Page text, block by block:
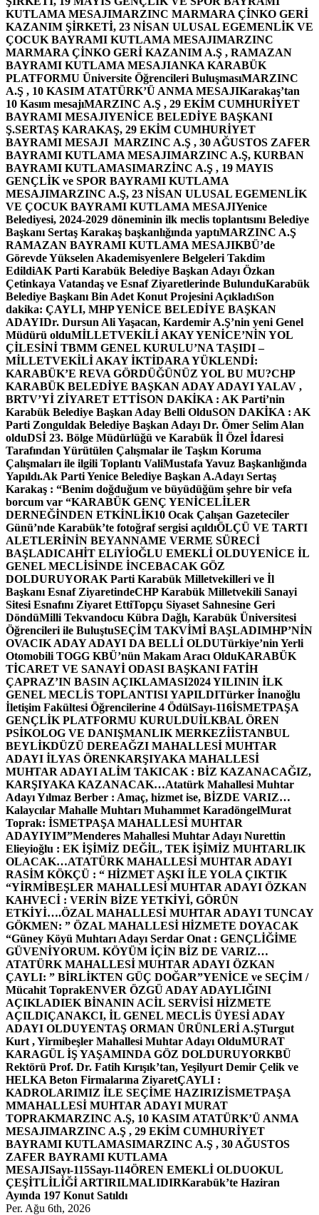
KUTLAMA MESAJIMARZINC MARMARA ÇİNKO GERİ
KAZANIM ŞİRKETİ, 23 NİSAN ULUSAL EGEMENLİK VE
ÇOCUK BAYRAMI KUTLAMA MESAJIMARZINC
MARMARA ÇİNKO GERİ KAZANIM A.Ş , RAMAZAN
BAYRAMI KUTLAMA MESAJIANKA KARABÜK
PLATFORMU Üniversite Öğrencileri BuluşmasıMARZINC
A.Ş , 10 KASIM ATATÜRK’Ü ANMA MESAJIKarakaş’tan
10 Kasım mesajıMARZINC A.Ş , 29 EKİM CUMHURİYET
BAYRAMI MESAJIYENİCE BELEDİYE BAŞKANI
Ş.SERTAŞ KARAKAŞ, 29 EKİM CUMHURİYET
BAYRAMI MESAJI MARZINC A.Ş , 30 AĞUSTOS ZAFER
BAYRAMI KUTLAMA MESAJIMARZINC A.Ş, KURBAN
BAYRAMI KUTLAMASIMARZİNC A.Ş , 19 MAYIS
GENÇLİK ve SPOR BAYRAMI KUTLAMA
MESAJIMARZINC A.Ş, 23 NİSAN ULUSAL EGEMENLİK
VE ÇOCUK BAYRAMI KUTLAMA MESAJIYenice
Belediyesi, 2024-2029 döneminin ilk meclis toplantısını Belediye
Başkanı Sertaş Karakaş başkanlığında yaptıMARZINC A.Ş
RAMAZAN BAYRAMI KUTLAMA MESAJIKBÜ’de
Görevde Yükselen Akademisyenlere Belgeleri Takdim
EdildiAK Parti Karabük Belediye Başkan Adayı Özkan
Çetinkaya Vatandaş ve Esnaf Ziyaretlerinde BulunduKarabük
Belediye Başkanı Bin Adet Konut Projesini AçıkladıSon
dakika: ÇAYLI, MHP YENİCE BELEDİYE BAŞKAN
ADAYIDr. Dursun Ali Yaşacan, Kardemir A.Ş’nin yeni Genel
Müdürü olduMİLLETVEKİLİ AKAY YENİCE’NİN YOL
ÇİLESİNİ TBMM GENEL KURULU’NA TAŞIDI –
MİLLETVEKİLİ AKAY İKTİDARA YÜKLENDİ:
KARABÜK’E REVA GÖRDÜĞÜNÜZ YOL BU MU?CHP
KARABÜK BELEDİYE BAŞKAN ADAY ADAYI YALAV ,
BRTV’Yİ ZİYARET ETTİSON DAKİKA : AK Parti’nin
Karabük Belediye Başkan Aday Belli OlduSON DAKİKA : AK
Parti Zonguldak Belediye Başkan Adayı Dr. Ömer Selim Alan
olduDSİ 23. Bölge Müdürlüğü ve Karabük İl Özel İdaresi
Tarafından Yürütülen Çalışmalar ile Taşkın Koruma
Çalışmaları ile ilgili Toplantı ValiMustafa Yavuz Başkanlığında
Yapıldı.Ak Parti Yenice Belediye Başkan A.Adayı Sertaş
Karakaş : “Benim doğduğum ve büyüdüğüm şehre bir vefa
borcum var “KARABÜK GENÇ YENİCELİLER
DERNEĞİNDEN ETKİNLİK10 Ocak Çalışan Gazeteciler
Günü’nde Karabük’te fotoğraf sergisi açıldıÖLÇÜ VE TARTI
ALETLERİNİN BEYANNAME VERME SÜRECİ
BAŞLADICAHİT ELiYİOĞLU EMEKLİ OLDUYENİCE İL
GENEL MECLİSİNDE İNCEBACAK GÖZ
DOLDURUYORAK Parti Karabük Milletvekilleri ve İl
Başkanı Esnaf ZiyaretindeCHP Karabük Milletvekili Sanayi
Sitesi Esnafını Ziyaret EttiTopçu Siyaset Sahnesine Geri
DöndüMilli Tekvandocu Kübra Dağlı, Karabük Üniversitesi
Öğrencileri ile BuluştuSEÇİM TAKVİMİ BAŞLADIMHP’NİN
OVACIK ADAY ADAYI DA BELLİ OLDUTürkiye’nin Yerli
Otomobili TOGG KBÜ’nün Makam Aracı OlduKARABÜK
TİCARET VE SANAYİ ODASI BAŞKANI FATİH
ÇAPRAZ’IN BASIN AÇIKLAMASI2024 YILININ İLK
GENEL MECLİS TOPLANTISI YAPILDITürker İnanoğlu
İletişim Fakültesi Öğrencilerine 4 ÖdülSayı-116İSMETPAŞA
GENÇLİK PLATFORMU KURULDUİLKBAL ÖREN
PSİKOLOG VE DANIŞMANLIK MERKEZİİSTANBUL
BEYLİKDÜZÜ DEREAĞZI MAHALLESİ MUHTAR
ADAYI İLYAS ÖRENKARŞIYAKA MAHALLESİ
MUHTAR ADAYI ALİM TAKICAK : BİZ KAZANACAĞIZ,
KARŞIYAKA KAZANACAK…Atatürk Mahallesi Muhtar
Adayı Yılmaz Berber : Amaç, hizmet ise, BİZDE VARIZ…
Kalaycılar Mahalle Muhtarı Muhammet KaradöngelMurat
Toprak: İSMETPAŞA MAHALLESİ MUHTAR
ADAYIYIM”Menderes Mahallesi Muhtar Adayı Nurettin
Elieyioğlu : EK İŞİMİZ DEĞİL, TEK İŞİMİZ MUHTARLIK
OLACAK…ATATÜRK MAHALLESİ MUHTAR ADAYI
RASİM KÖKÇÜ : “ HİZMET AŞKI İLE YOLA ÇIKTIK
“YİRMİBEŞLER MAHALLESİ MUHTAR ADAYI ÖZKAN
KAHVECİ : VERİN BİZE YETKİYİ, GÖRÜN
ETKİYİ….ÖZAL MAHALLESİ MUHTAR ADAYI TUNCAY
GÖKMEN: ” ÖZAL MAHALLESİ HİZMETE DOYACAK
“Güney Köyü Muhtarı Adayı Serdar Onat : GENÇLİĞİME
GÜVENİYORUM. KÖYÜM İÇİN BİZ DE VARIZ…
ATATÜRK MAHALLESİ MUHTAR ADAYI ÖZKAN
ÇAYLI: ” BİRLİKTEN GÜÇ DOĞAR”YENİCE ve SEÇİM /
Mücahit ToprakENVER ÖZGÜ ADAY ADAYLIĞINI
AÇIKLADIEK BİNANIN ACİL SERVİSİ HİZMETE
AÇILDIÇANAKCI, İL GENEL MECLİS ÜYESİ ADAY
ADAYI OLDUYENTAŞ ORMAN ÜRÜNLERİ A.ŞTurgut
Kurt , Yirmibeşler Mahallesi Muhtar Adayı OlduMURAT
KARAGÜL İŞ YAŞAMINDA GÖZ DOLDURUYORKBÜ
Rektörü Prof. Dr. Fatih Kırışık’tan, Yeşilyurt Demir Çelik ve
HELKA Beton Firmalarına ZiyaretÇAYLI :
KADROLARIMIZ İLE SEÇİME HAZIRIZİSMETPAŞA
MMAHALLESİ MUHTAR ADAYI MURAT
TOPRAKMARZINC A.Ş, 10 KASIM ATATÜRK’Ü ANMA
MESAJIMARZINC A.Ş , 29 EKİM CUMHURİYET
BAYRAMI KUTLAMASIMARZINC A.Ş , 30 AĞUSTOS
ZAFER BAYRAMI KUTLAMA
MESAJISayı-115Sayı-114ÖREN EMEKLİ OLDUOKUL
ÇEŞİTLİLİĞİ ARTIRILMALIDIRKarabük’te Haziran
Ayında 197 Konut Satıldı
Per. Ağu 6th, 2026